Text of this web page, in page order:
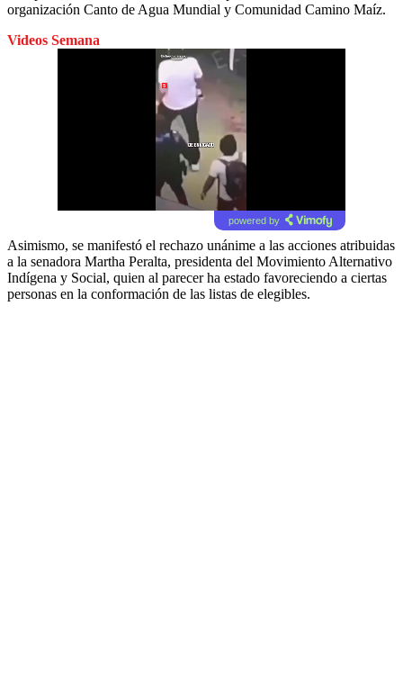
organización Canto de Agua Mundial y Comunidad Camino Maíz.
Videos Semana
powered by
Asimismo, se manifestó el rechazo unánime a las acciones atribuidas
a la senadora Martha Peralta, presidenta del Movimiento Alternativo
Indígena y Social, quien al parecer ha estado favoreciendo a ciertas
personas en la conformación de las listas de elegibles.